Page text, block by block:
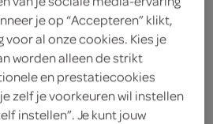
hazelnootvulling en witte
en witte chocolade
je op “Accepteren” klikt,
al onze cookies. Kies je
worden alleen de strikt
en prestatiecookies
zelf je voorkeuren wil instellen
instellen”. Je kunt jouw